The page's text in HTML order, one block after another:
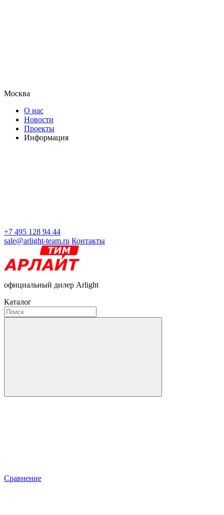
Москва
О нас
Новости
Проекты
Информация
+7 495 128 94 44
sale@arlight-team.ru Контакты
официальный дилер Arlight
Каталог
Сравнение